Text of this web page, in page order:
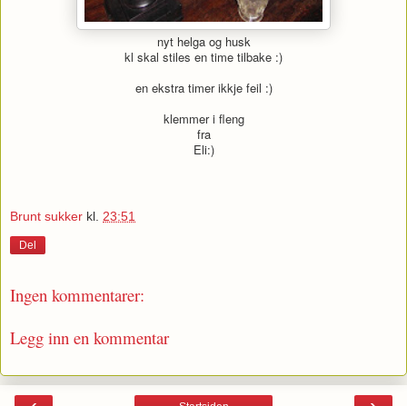
nyt helga og husk
kl skal stiles en time tilbake :)
en ekstra timer ikkje feil :)
klemmer i fleng
fra
Eli:)
Brunt sukker kl. 23:51
Del
Ingen kommentarer:
Legg inn en kommentar